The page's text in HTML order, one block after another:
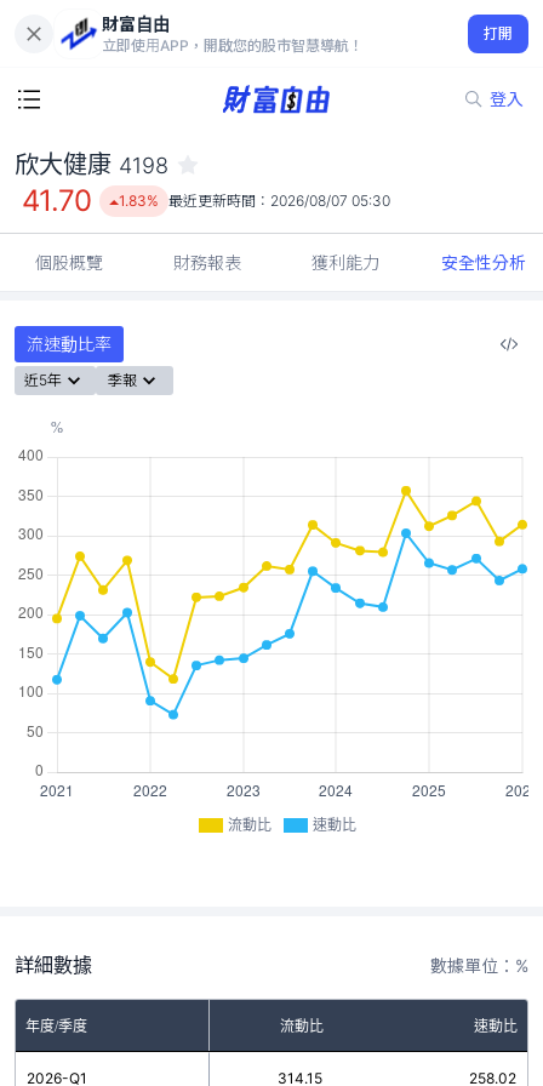
財富自由
立即使用APP，開啟您的股市智慧導航！
打開
登入
41.70
1.83%
欣大健康 4198
41.70 1.83% 最近更新時間： 2026/08/07 05:30
個股概覽 財務報表 獲利能力 安全性分析
流速動比率
近5年 季報
流動比 速動比
詳細數據 數據單位：%
年度/季度 流動比 速動比
2026-Q1 314.15 258.02